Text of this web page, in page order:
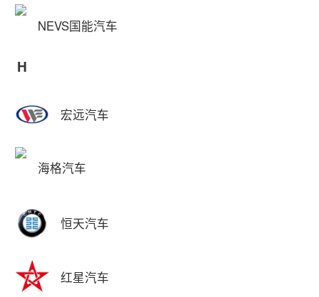
NEVS国能汽车
H
宏远汽车
海格汽车
恒天汽车
红星汽车